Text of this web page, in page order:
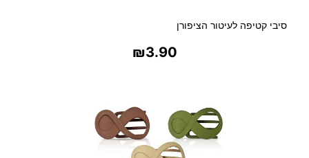
סיבי קטיפה לעיטור הציפורן
₪3.90